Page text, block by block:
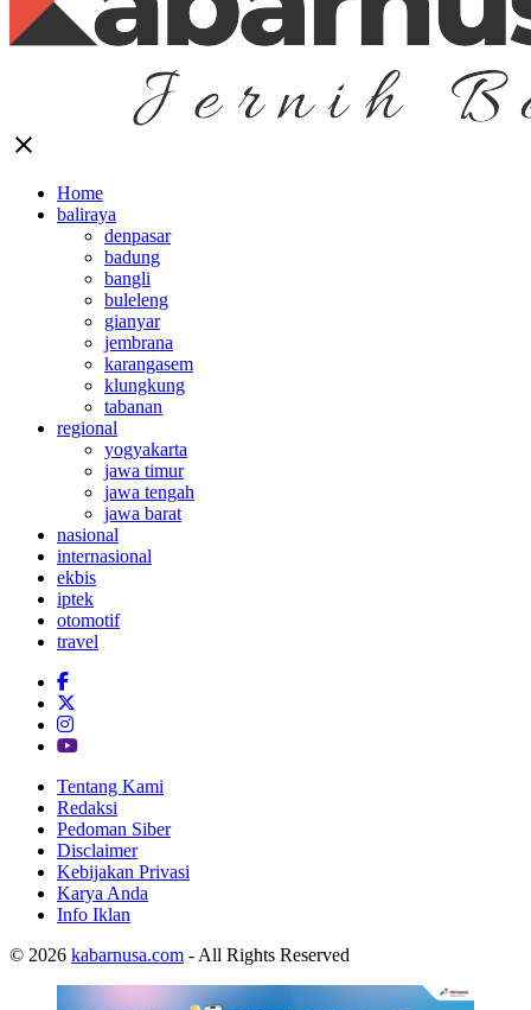
close
Home
baliraya
denpasar
badung
bangli
buleleng
gianyar
jembrana
karangasem
klungkung
tabanan
regional
yogyakarta
jawa timur
jawa tengah
jawa barat
nasional
internasional
ekbis
iptek
otomotif
travel
Tentang Kami
Redaksi
Pedoman Siber
Disclaimer
Kebijakan Privasi
Karya Anda
Info Iklan
© 2026 kabarnusa.com - All Rights Reserved